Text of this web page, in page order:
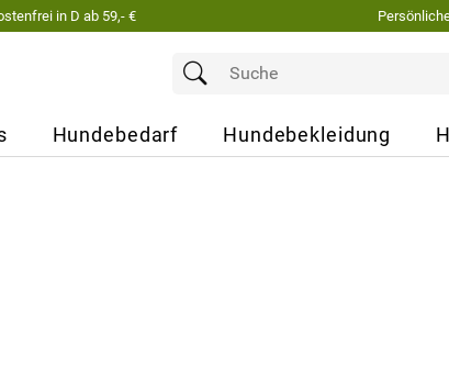
in D ab 59,- €
Hundebedarf Hundebekleidung